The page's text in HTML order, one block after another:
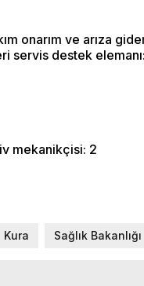
onarım ve arıza
servis destek
mekanikçisi: 2
Kura Sağlık Bakanlığı